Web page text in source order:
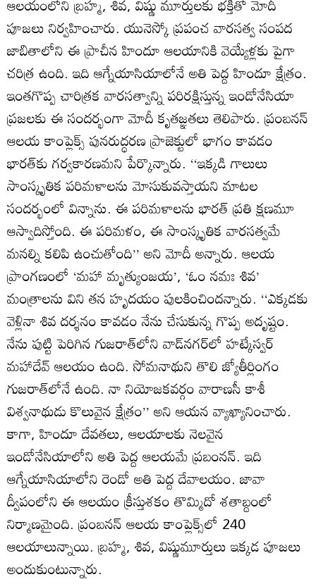
పూజలు నిర్వహించారు. యునెస్కో ప్రపంచ వారసత్వ సంపద
జాబితాలోని ఈ ప్రాచీన హిందూ ఆలయానికి వెయ్యేళ్లకు పైగా
చరిత్ర ఉంది. ఇది ఆగ్నేయాసియాలోనే అతి పెద్ద హిందూ క్షేత్రం.
ఇంతగొప్ప చారిత్రక వారసత్వాన్ని పరిరక్షిస్తున్న ఇండోనేసియా
ప్రజలకు ఈ సందర్భంగా మోదీ కృతజ్ఞతలు తెలిపారు. ప్రంబనన్‌
ఆలయ కాంప్లెక్స్‌ పునరుద్ధరణ ప్రాజెక్టులో భాగం కావడం
భారత్‌కు గర్వకారణమని పేర్కొన్నారు. ‘‘ఇక్కడి గాలులు
సాంస్కృతిక పరిమళాలను మోసుకువస్తాయని మాటల
సందర్భంలో విన్నాను. ఈ పరిమళాలను భారత్‌ ప్రతి క్షణమూ
ఆస్వాదిస్తోంది. ఈ పరిమళం, ఈ సాంస్కృతిక వారసత్వమే
మనల్ని కలిపి ఉంచుతోంది’’ అని మోదీ అన్నారు. ఆలయ
ప్రాంగణంలో ‘మహా మృత్యుంజయ’, ‘ఓం నమః శివ’
మంత్రాలను విని తన హృదయం పులకించిందన్నారు. ‘‘ఎక్కడకు
వెళ్లినా శివ దర్శనం కావడం నేను చేసుకున్న గొప్ప అదృష్టం.
నేను పుట్టి పెరిగిన గుజరాత్‌లోని వాడ్‌నగర్‌లో హట్కేస్వర్‌
మహాదేవ్‌ ఆలయం ఉంది. సోమనాథుని తొలి జ్యోతీర్లింగం
గుజరాత్‌లోనే ఉంది. నా నియోజకవర్గం వారాణసీ కాశీ
విశ్వనాథుడు కొలువైన క్షేత్రం’’ అని ఆయన వ్యాఖ్యానించారు.
కాగా, హిందూ దేవతలు, ఆలయాలకు నెలవైన
ఇండోనేసియాలోని అతి పెద్ద ఆలయమే ప్రబంనన్‌. ఇది
ఆగ్నేయాసియాలోని రెండో అతి పెద్ద దేవాలయం. జావా
ద్వీపంలోని ఈ ఆలయం క్రీస్తుశకం తొమ్మిదో శతాబ్దంలో
నిర్మాణమైంది. ప్రంబనన్‌ ఆలయ కాంప్లెక్స్‌లో 240
ఆలయాలున్నాయి. బ్రహ్మ, శివ, విష్ణుమూర్తులు ఇక్కడ పూజలు
అందుకుంటున్నారు.